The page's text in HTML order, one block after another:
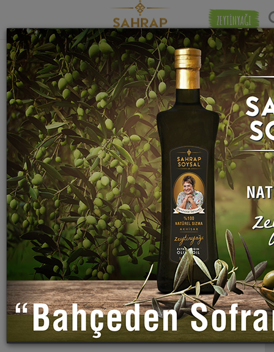
ZEYTİNYAĞI
"koyun eti" etiketiyle eşleşen (8) tarif
bulundu.
Eşleşmeye